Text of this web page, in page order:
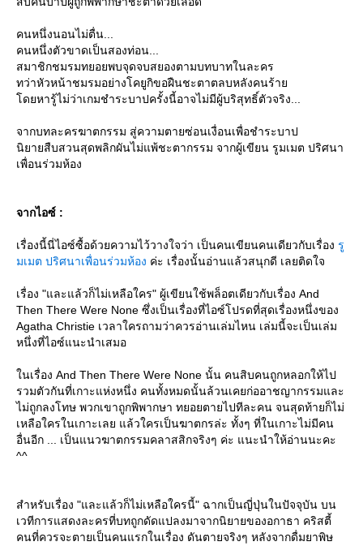
คนหนึ่งนอนไม่ตื่น...
คนหนึ่งตัวขาดเป็นสองท่อน...
สมาชิกชมรมทยอยพบจุดจบสยองตามบทบาทในละคร
ทว่าหัวหน้าชมรมอย่างโคยูกิขอฝืนชะตาตลบหลังคนร้า
ดยหารู้ไม่ว่าเกมชำระบาปครั้งนี้อาจไม่มีผู้บริสุทธิ์ตัวจริง...
จากบทละครฆาตกรรม สู่ความตายซ่อนเงื่อนเพื่อชำระบาป
นิยายสืบสวนสุดพลิกผันไม่แพ้ชะตากรรม จากผู้เขียน รูมเมต ปริศนา
เพื่อนร่วมห้อง
จากไอซ์ :
เรื่องนี้นี่ไอซ์ซื้อด้วยความไว้วางใจว่า เป็นคนเขียนคนเดียวกับเรื่อง รู
มเมต ปริศนาเพื่อนร่วมห้อง ค่ะ เรื่องนั้นอ่านแล้วสนุกดี เลยติดใจ
เรื่อง "และแล้วก็ไม่เหลือใคร" ผู้เขียนใช้พล็อตเดียวกับเรื่อง And
Then There Were None ซึ่งเป็นเรื่องที่ไอซ์โปรดที่สุดเรื่องหนึ่งของ
Agatha Christie เวลาใครถามว่าควรอ่านเล่มไหน เล่มนี้จะเป็นเล่ม
หนึ่งที่ไอซ์แนะนำเสมอ
นเรื่อง And Then There Were None นั้น คนสิบคนถูกหลอกให้ไป
รวมตัวกันที่เกาะแห่งหนึ่ง คนทั้งหมดนั้นล้วนเคยก่ออาชญากรรมและ
ไม่ถูกลงโทษ พวกเขาถูกพิพากษา ทยอยตายไปทีละคน จนสุดท้ายก็ไม่
เหลือใครในเกาะเลย แล้วใครเป็นฆาตกรล่ะ ทั้งๆ ที่ในเกาะไม่มีคน
อื่นอีก ... เป็นแนวฆาตกรรมคลาสสิกจริงๆ ค่ะ แนะนำให้อ่านนะคะ
^^
สำหรับเรื่อง "และแล้วก็ไม่เหลือใครนี้" ฉากเป็นญี่ปุ่นในปัจจุบัน บน
เวทีการแสดงละครที่บทถูกดัดแปลงมาจากนิยายของอกาธา คริสตี้
คนที่ควรจะตายเป็นคนแรกในเรื่อง ดันตายจริงๆ หลังจากดื่มยาพิษ